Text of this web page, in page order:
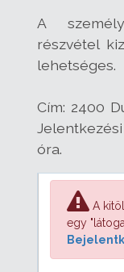
A
részvétel
lehetséges.
Cím: 2400
óra.
A
egy